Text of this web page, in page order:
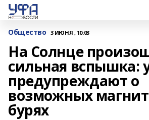
Общество 3 ИЮНЯ , 10:03
На Солнце
сильная вспышка:
предупреждают о
возможных
бурях